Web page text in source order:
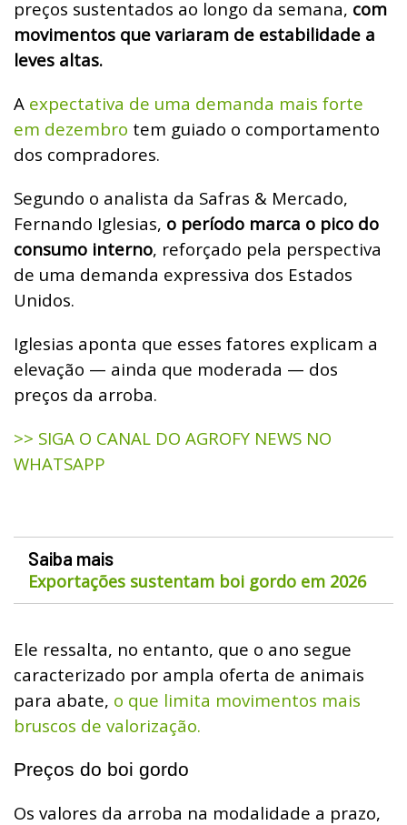
preços sustentados ao longo da semana, com
movimentos que variaram de estabilidade a
leves altas.
A expectativa de uma demanda mais forte
em dezembro tem guiado o comportamento
dos compradores.
Segundo o analista da Safras & Mercado,
Fernando Iglesias, o período marca o pico do
consumo interno, reforçado pela perspectiva
de uma demanda expressiva dos Estados
Unidos.
Iglesias aponta que esses fatores explicam a
elevação — ainda que moderada — dos
preços da arroba.
>> SIGA O CANAL DO AGROFY NEWS NO
WHATSAPP
Saiba mais
Exportações sustentam boi gordo em 2026
Ele ressalta, no entanto, que o ano segue
caracterizado por ampla oferta de animais
para abate, o que limita movimentos mais
bruscos de valorização.
Preços do boi gordo
Os valores da arroba na modalidade a prazo,